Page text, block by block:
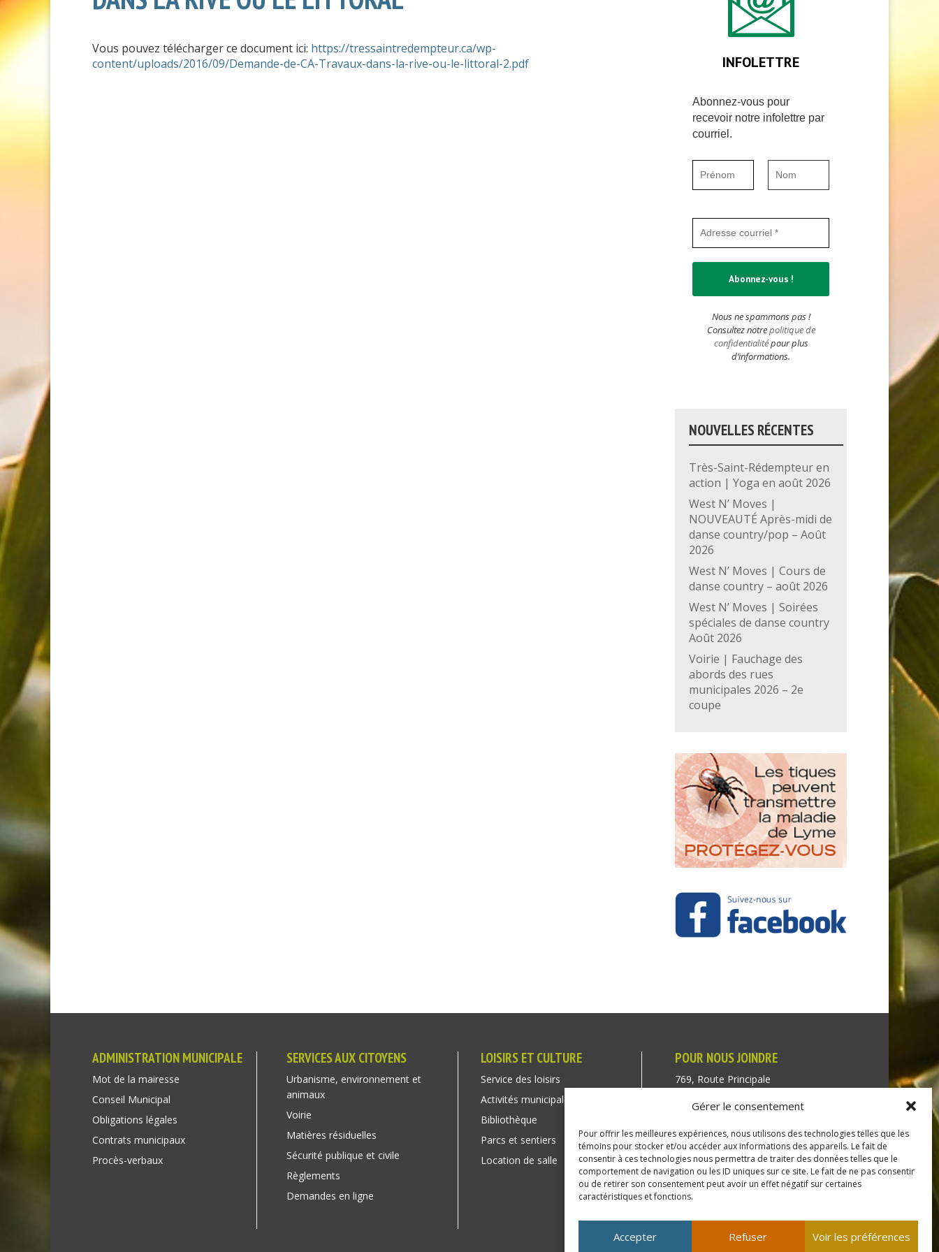
Gérer le consentement
Pour offrir les meilleures expériences, nous utilisons des technologies telles que les
témoins pour stocker et/ou accéder aux informations des appareils. Le fait de
consentir à ces technologies nous permettra de traiter des données telles que le
comportement de navigation ou les ID uniques sur ce site. Le fait de ne pas consentir
ou de retirer son consentement peut avoir un effet négatif sur certaines
caractéristiques et fonctions.
Accepter Refuser Voir les préférences
Vous pouvez télécharger ce document ici: https://tressaintredempteur.ca/wp-
content/uploads/2016/09/Demande-de-CA-Travaux-dans-la-rive-ou-le-littoral-2.pdf
INFOLETTRE
Abonnez-vous pour
recevoir notre infolettre par
courriel.
Nous ne spammons pas !
Consultez notrepolitique de
confidentialitépour plus
d’informations.
NOUVELLES RÉCENTES
Très-Saint-Rédempteur en
action | Yoga en août 2026
West N’ Moves |
NOUVEAUTÉ Après-midi de
danse country/pop – Août
2026
West N’ Moves | Cours de
danse country – août 2026
West N’ Moves | Soirées
spéciales de danse country
Août 2026
Voirie | Fauchage des
abords des rues
municipales 2026 – 2e
coupe
ADMINISTRATION MUNICIPALE
Mot de la mairesse
Conseil Municipal
Obligations légales
Contrats municipaux
Procès-verbaux
SERVICES AUX CITOYENS
Urbanisme, environnement et
animaux
Voirie
Matières résiduelles
Sécurité publique et civile
Règlements
Demandes en ligne
LOISIRS ET CULTURE
Service des loisirs
Activités municipales
Bibliothèque
Parcs et sentiers
Location de salle
POUR NOUS JOINDRE
769, Route Principale
Québec J0P 1P1
Téléphone : (450) 451-5203
Direction générale :
dir@tressaintredempteur.ca
Administration générale :
recep@tressaintredempteur.ca